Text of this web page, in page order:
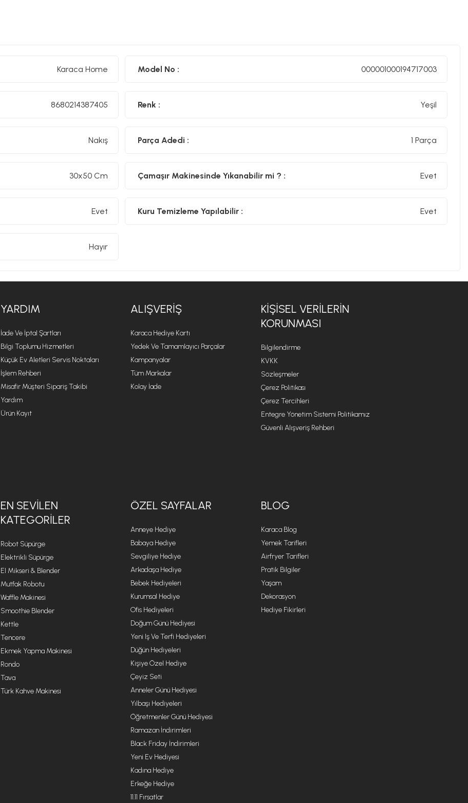
Karaca Home Model No : 000001000194717003
8680214387405 Renk : Yeşil
Nakış Parça Adedi : 1 Parça
30x50 Cm Çamaşır Makinesinde Yıkanabilir mi ? : Evet
Evet Kuru Temizleme Yapılabilir : Evet
Hayır
YARDIM
İade Ve İptal Şartları
Bilgi Toplumu Hizmetleri
Küçük Ev Aletleri Servis Noktaları
İşlem Rehberi
Misafir Müşteri Sipariş Takibi
Yardım
Ürün Kayıt
ALIŞVERIŞ
Karaca Hediye Kartı
Yedek Ve Tamamlayıcı Parçalar
Kampanyalar
Tüm Markalar
Kolay İade
KIŞISEL VERILERIN
KORUNMASI
Bilgilendirme
KVKK
Sözleşmeler
Çerez Politikası
Çerez Tercihleri
Entegre Yönetim Sistemi Politikamız
Güvenli Alışveriş Rehberi
EN SEVILEN
KATEGORILER
Robot Süpürge
Elektrikli Süpürge
El Mikseri & Blender
Mutfak Robotu
Waffle Makinesi
Smoothie Blender
Kettle
Tencere
Ekmek Yapma Makinesi
Rondo
Tava
Türk Kahve Makinesi
ÖZEL SAYFALAR
Anneye Hediye
Babaya Hediye
Sevgiliye Hediye
Arkadaşa Hediye
Bebek Hediyeleri
Kurumsal Hediye
Ofis Hediyeleri
Doğum Günü Hediyesi
Yeni Iş Ve Terfi Hediyeleri
Düğün Hediyeleri
Kişiye Özel Hediye
Çeyiz Seti
Anneler Günü Hediyesi
Yılbaşı Hediyeleri
Öğretmenler Günü Hediyesi
Ramazan İndirimleri
Black Friday İndirimleri
Yeni Ev Hediyesi
Kadına Hediye
Erkeğe Hediye
11.11 Fırsatlar
BLOG
Karaca Blog
Yemek Tarifleri
Airfryer Tarifleri
Pratik Bilgiler
Yaşam
Dekorasyon
Hediye Fikirleri